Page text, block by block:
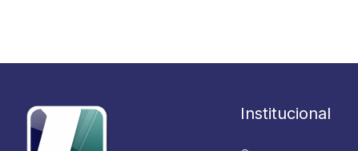
Institucional